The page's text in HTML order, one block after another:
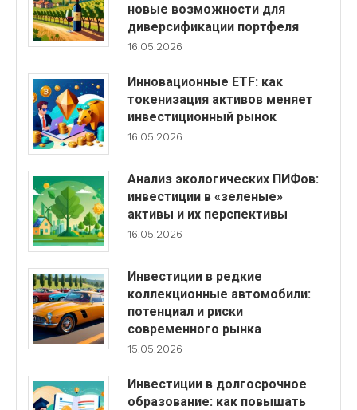
новые возможности для
диверсификации портфеля
16.05.2026
Инновационные ETF: как
токенизация активов меняет
инвестиционный рынок
16.05.2026
Анализ экологических ПИФов:
инвестиции в «зеленые»
активы и их перспективы
16.05.2026
Инвестиции в редкие
коллекционные автомобили:
потенциал и риски
современного рынка
15.05.2026
Инвестиции в долгосрочное
образование: как повышать